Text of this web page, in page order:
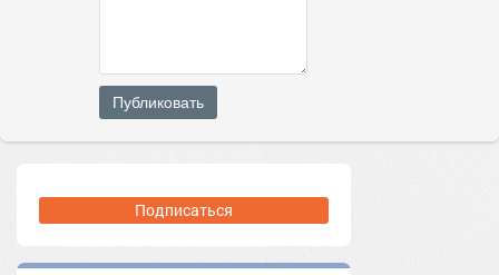
Публиковать
Подписаться